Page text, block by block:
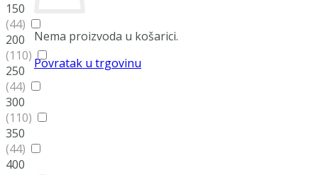
Nema proizvoda u košarici.
Povratak u trgovinu
150
(44)
200
(110)
250
(44)
300
(110)
350
(44)
400